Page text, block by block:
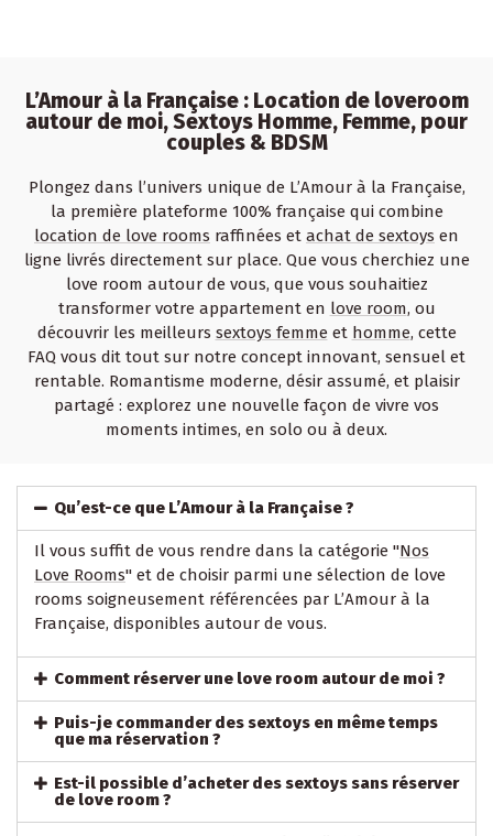
L’Amour à la Française : Location de loveroom
autour de moi, Sextoys Homme, Femme, pour
couples & BDSM
Plongez dans l’univers unique de L’Amour à la Française,
la première plateforme 100% française qui combine
location de love rooms raffinées et achat de sextoys en
ligne livrés directement sur place. Que vous cherchiez une
love room autour de vous, que vous souhaitiez
transformer votre appartement en love room, ou
découvrir les meilleurs sextoys femmeet homme, cette
FAQ vous dit tout sur notre concept innovant, sensuel et
rentable. Romantisme moderne, désir assumé, et plaisir
partagé : explorez une nouvelle façon de vivre vos
moments intimes, en solo ou à deux.
Qu’est-ce que L’Amour à la Française ?
Il vous suffit de vous rendre dans la catégorie "Nos
Love Rooms" et de choisir parmi une sélection de love
rooms soigneusement référencées par L’Amour à la
Française, disponibles autour de vous.
Comment réserver une love room autour de moi ?
Puis-je commander des sextoys en même temps
que ma réservation ?
Est-il possible d’acheter des sextoys sans réserver
de love room ?